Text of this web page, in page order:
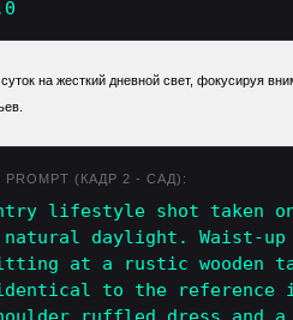
на жесткий дневной свет, фокусируя
(КАДР 2 - САД):
lifestyle shot taken on
daylight. Waist-up
at a rustic wooden
to the reference